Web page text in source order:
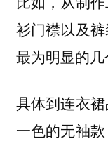
衫门襟以及
最为明显的几
具体到连衣
一色的无袖